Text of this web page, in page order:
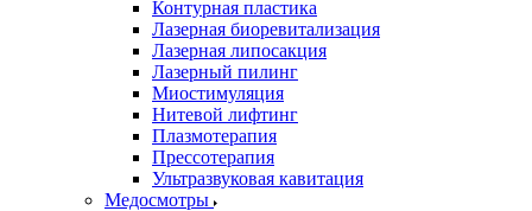
Контурная пластика
Лазерная биоревитализация
Лазерная липосакция
Лазерный пилинг
Миостимуляция
Нитевой лифтинг
Плазмотерапия
Прессотерапия
Ультразвуковая кавитация
Медосмотры